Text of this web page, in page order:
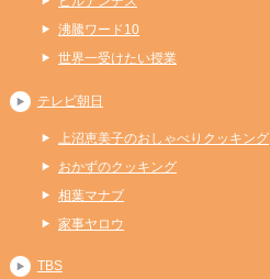
沸騰ワード10
世界一受けたい授業
テレビ朝日
上沼恵美子のおしゃべりクッキング
おかずのクッキング
相葉マナブ
家事ヤロウ
TBS